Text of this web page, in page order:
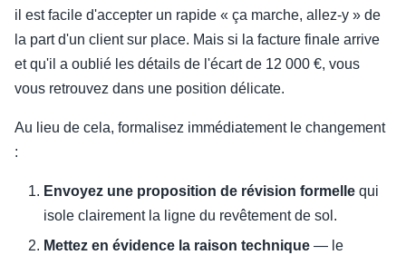
il est facile d'accepter un rapide « ça marche, allez-y » de
la part d'un client sur place. Mais si la facture finale arrive
et qu'il a oublié les détails de l'écart de 12 000 €, vous
vous retrouvez dans une position délicate.
Au lieu de cela, formalisez immédiatement le changement
:
Envoyez une proposition de révision formelle qui
isole clairement la ligne du revêtement de sol.
Mettez en évidence la raison technique — le